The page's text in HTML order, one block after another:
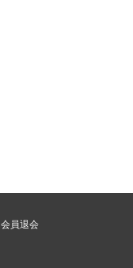
会員退会